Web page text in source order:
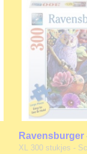
Ravensburger
Schitterende
XL 300 stukjes -